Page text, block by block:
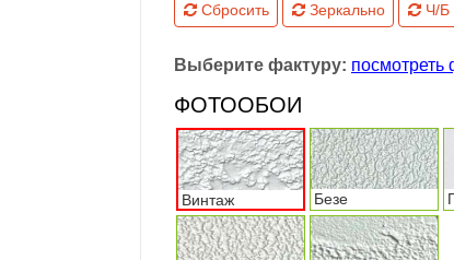
Сбросить Зеркально Ч/Б
Выберите фактуру: посмотреть
ФОТООБОИ
Винтаж Безе